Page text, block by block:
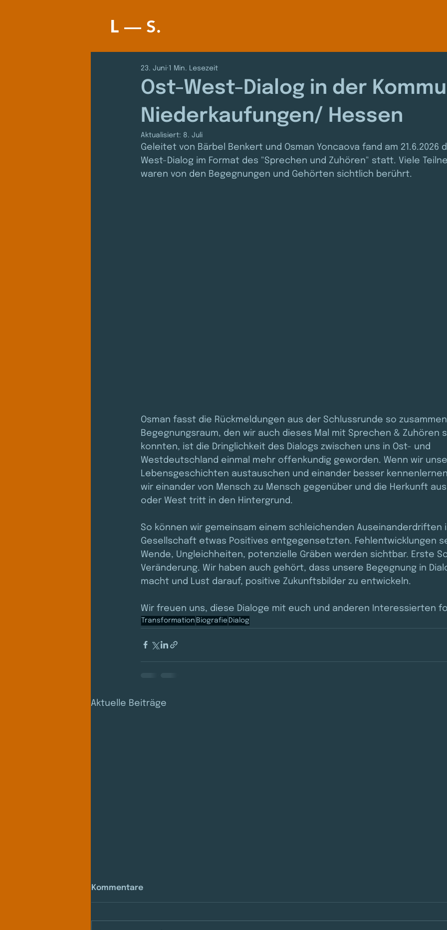
L –– S.
Ost-West-Dialog in der
Niederkaufungen/ Hessen
23. Juni 1 Min. Lesezeit
Aktualisiert: 8. Juli
Geleitet von Bärbel Benkert und Osman Yoncaova fand am 21.6.2026
West-Dialog im Format des "Sprechen und Zuhören" statt. Viele
waren von den Begegnungen und Gehörten sichtlich berührt.
Osman fasst die Rückmeldungen aus der Schlussrunde so
Begegnungsraum, den wir auch dieses Mal mit Sprechen & Zuhören
konnten, ist die Dringlichkeit des Dialogs zwischen uns in Ost- und
Westdeutschland einmal mehr offenkundig geworden. Wenn wir
Lebensgeschichten austauschen und einander besser
wir einander von Mensch zu Mensch gegenüber und die Herkunft
oder West tritt in den Hintergrund.
So können wir gemeinsam einem schleichenden Auseinanderdriften
Gesellschaft etwas Positives entgegensetzten. Fehlentwicklungen
Wende, Ungleichheiten, potenzielle Gräben werden sichtbar. Erste
Veränderung. Wir haben auch gehört, dass unsere Begegnung in
macht und Lust darauf, positive Zukunftsbilder zu entwickeln.
Wir freuen uns, diese Dialoge mit euch und anderen Interessierten
Transformation Biografie Dialog
Aktuelle Beiträge
Kommentare